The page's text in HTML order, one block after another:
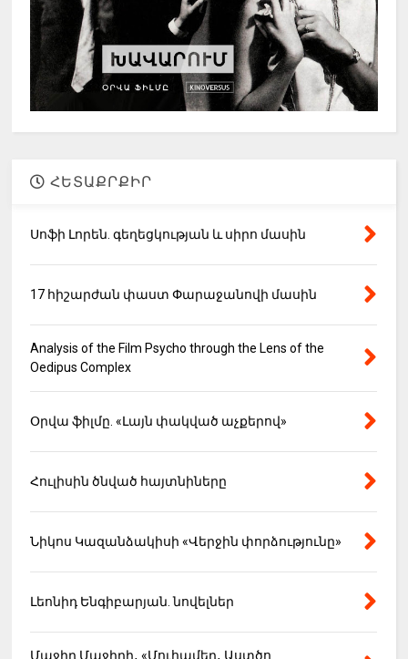
ՀԵՏԱՔՐՔԻՐ
Սոֆի Լորեն. գեղեցկության և սիրո մասին
17 հիշարժան փաստ Փարաջանովի մասին
Analysis of the Film Psycho through the Lens of the
Oedipus Complex
Օրվա ֆիլմը. «Լայն փակված աչքերով»
Հուլիսին ծնված հայտնիները
Նիկոս Կազանձակիսի «Վերջին փորձությունը»
Լեոնիդ Ենգիբարյան. նովելներ
Մաջիդ Մաջիդի․ «Մուհամեդ․ Աստծո